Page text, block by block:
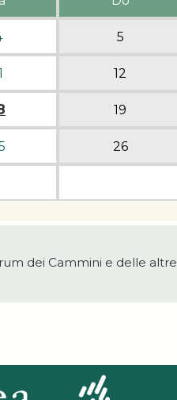
5
12
19
26
dei Cammini e delle altre